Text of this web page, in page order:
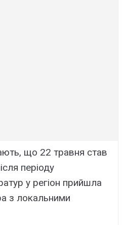
що 22 тpaвня cтaв
пepіодy
y peгіон пpийшлa
з локaльними